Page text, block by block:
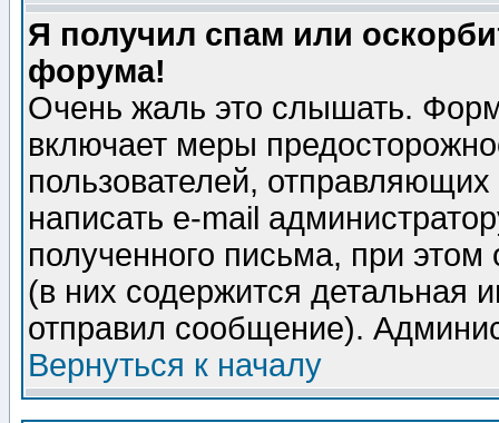
Я получил спам или
форума!
Очень жаль это слышать.
включает меры
пользователей,
написать e-mail
полученного письма, при этом
(в них содержится детальная
отправил сообщение).
Вернуться к началу